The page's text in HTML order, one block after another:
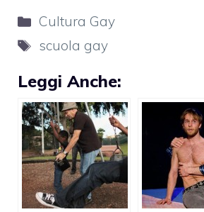
Categorie
Cultura Gay
Tag
scuola gay
Leggi Anche: